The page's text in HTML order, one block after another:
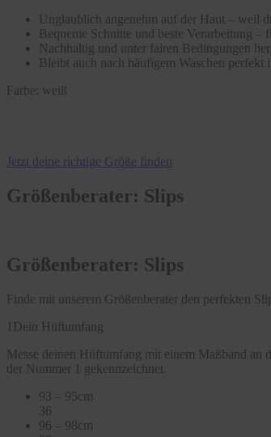
Unglaublich angenehm auf der Haut – weil
Bequeme Schnitte und beste Verarbeitung
Nachhaltig und unter fairen Bedingungen
Bleibt auch nach häufigem Waschen
Farbe: weiß
Jetzt deine richtige Größe finden
Größenberater: Slips
Größenberater: Slips
Finde mit unserem Größenberater den perfekten
1 Dein Hüftumfang
Messe deinen Hüftumfang mit einem Maßband
der Nummer 1 gekennzeichnet.
93 – 95cm
36
96 – 98cm